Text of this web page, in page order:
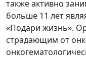
также активно
больше 11 лет
«Подари жизнь».
страдающим от